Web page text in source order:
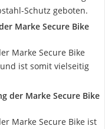
Schutz geboten.
Marke Secure Bike
Marke Secure Bike
ist somit vielseitig
der Marke Secure Bike
Marke Secure Bike ist